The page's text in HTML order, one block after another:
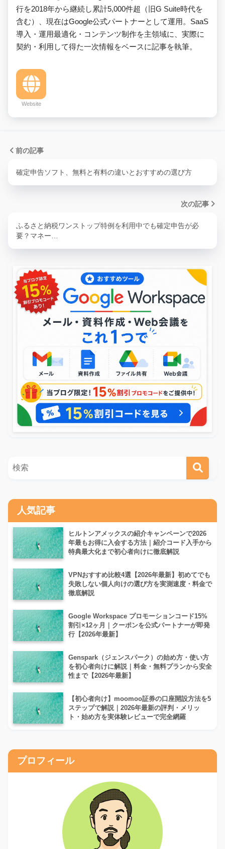
行を2018年から継続し累計5,000件超（旧G Suite時代を
含む）、現在はGoogle公式パートナーとして運用。SaaS
導入・運用最適化・コンテンツ制作を主領域に、実際に
契約・利用して得た一次情報をベースに記事を執筆。
Website
前の記事
確定申告ソフト、無料と有料の違いとおすすめの選び方
次の記事
ふるさと納税ワンストップ特例を利用中でも確定申告が必
要？マネー…
人気記事
ヒルトンアメックスの紹介キャンペーンで2026
年最もお得に入会する方法｜紹介コード入手から
特典最大化まで初心者向けに徹底解説
VPNおすすめ比較4選【2026年最新】初めてでも
失敗しない個人向けの選び方を実測速度・料金で
徹底解説
Google Workspace プロモーションコード15%
割引×12ヶ月｜クーポンを公式パートナーが即発
行【2026年最新】
Genspark（ジェンスパーク）の始め方・使い方
を初心者向けに解説｜料金・無料プランから安全
性まで【2026年最新】
【初心者向け】moomoo証券の口座開設方法を5
ステップで解説｜2026年最新の評判・メリッ
ト・始め方を実体験レビューで完全網羅
プロフィール